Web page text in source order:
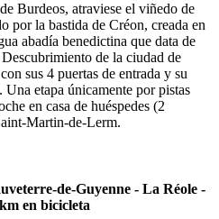
Burdeos, atraviese el viñedo de
por la bastida de Créon, creada en
abadía benedictina que data de
de la ciudad de
sus 4 puertas de entrada y su
Una etapa únicamente por pistas
en casa de huéspedes (2
Martin-de-Lerm.
de-Guyenne - La Réole -
en bicicleta